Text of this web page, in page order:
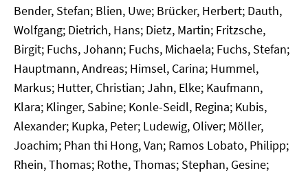
Bender, Stefan; Blien, Uwe; Brücker, Herbert; Dauth,
Wolfgang; Dietrich, Hans; Dietz, Martin; Fritzsche,
Birgit; Fuchs, Johann; Fuchs, Michaela; Fuchs, Stefan;
Hauptmann, Andreas; Himsel, Carina; Hummel,
Markus; Hutter, Christian; Jahn, Elke; Kaufmann,
Klara; Klinger, Sabine; Konle-Seidl, Regina; Kubis,
Alexander; Kupka, Peter; Ludewig, Oliver; Möller,
Joachim; Phan thi Hong, Van; Ramos Lobato, Philipp;
Rhein, Thomas; Rothe, Thomas; Stephan, Gesine;